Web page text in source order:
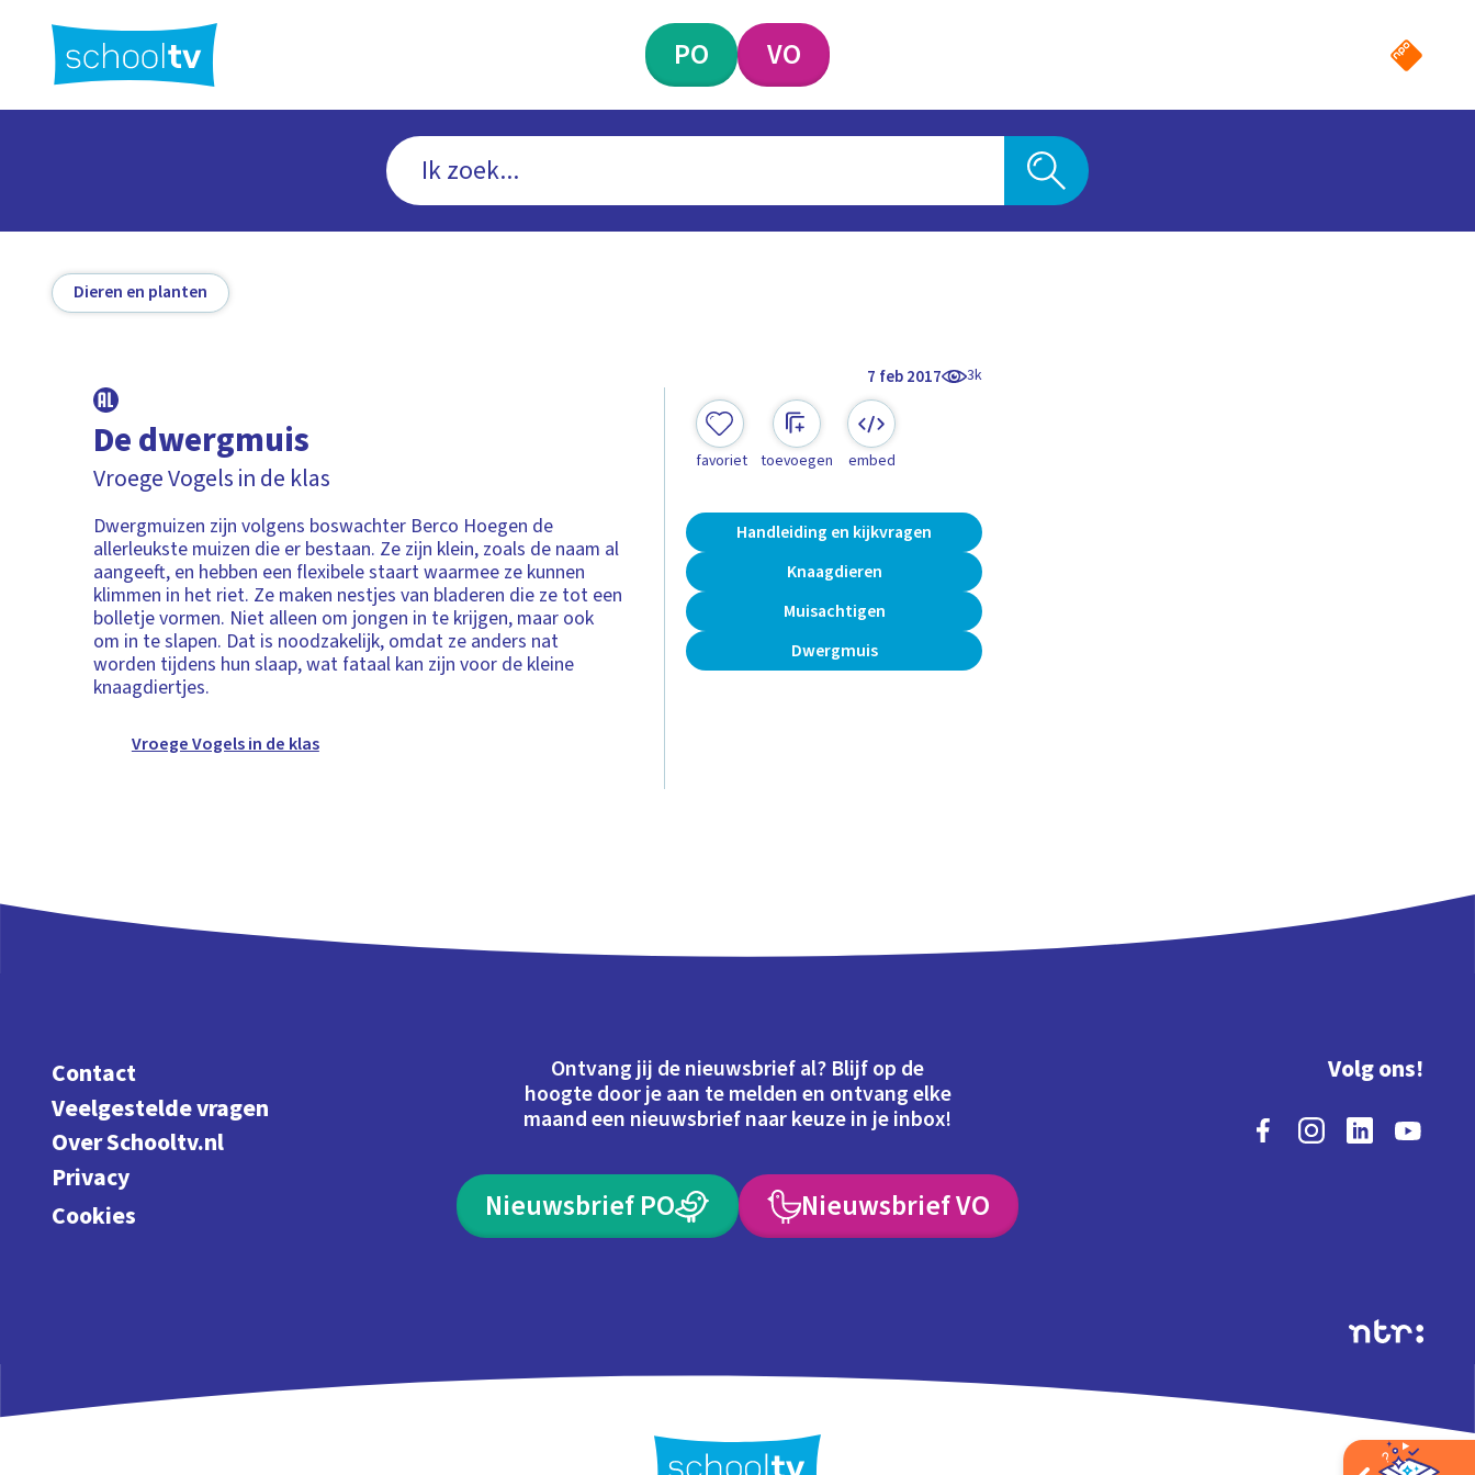
hoofdinhoud
PO VO
Dieren en planten
7 feb 2017 3k
De dwergmuis
Vroege Vogels in de klas
Dwergmuizen zijn volgens boswachter Berco Hoegen de
allerleukste muizen die er bestaan. Ze zijn klein, zoals de naam al
aangeeft, en hebben een flexibele staart waarmee ze kunnen
klimmen in het riet. Ze maken nestjes van bladeren die ze tot een
bolletje vormen. Niet alleen om jongen in te krijgen, maar ook
om in te slapen. Dat is noodzakelijk, omdat ze anders nat
worden tijdens hun slaap, wat fataal kan zijn voor de kleine
knaagdiertjes.
Vroege Vogels in de klas
favoriet toevoegen embed
Handleiding en kijkvragen
Knaagdieren
Muisachtigen
Dwergmuis
Contact
Veelgestelde vragen
Over Schooltv.nl
Privacy
Cookies
Ontvang jij de nieuwsbrief al? Blijf op de
hoogte door je aan te melden en ontvang elke
maand een nieuwsbrief naar keuze in je inbox!
Nieuwsbrief PO Nieuwsbrief VO
Volg ons!
Extra's